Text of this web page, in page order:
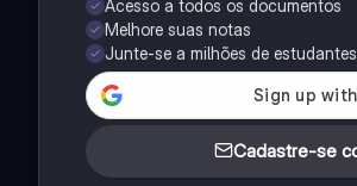
Acesso a todos os documentos
Melhore suas notas
Junte-se a milhões de estudantes
Cadastre-se